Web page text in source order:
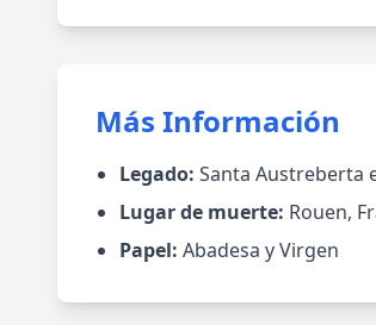
Más Información
Legado: Santa Austreberta
Lugar de muerte: Rouen,
Papel: Abadesa y Virgen